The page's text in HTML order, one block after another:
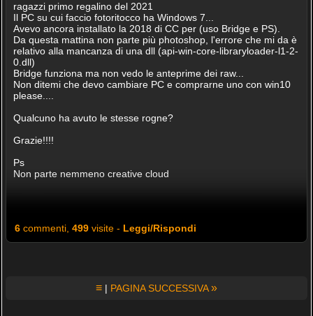
ragazzi primo regalino del 2021
Il PC su cui faccio fotoritocco ha Windows 7...
Avevo ancora installato la 2018 di CC per (uso Bridge e PS).
Da questa mattina non parte più photoshop, l'errore che mi da è
relativo alla mancanza di una dll (api-win-core-libraryloader-l1-2-
0.dll)
Bridge funziona ma non vedo le anteprime dei raw...
Non ditemi che devo cambiare PC e comprarne uno con win10
please....
Qualcuno ha avuto le stesse rogne?
Grazie!!!!
Ps
Non parte nemmeno creative cloud
6commenti, 499visite - Leggi/Rispondi
≡ | PAGINA SUCCESSIVA»